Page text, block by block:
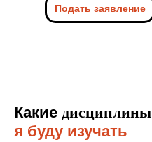
Подать заявление
Какие дисциплины
я буду изучать